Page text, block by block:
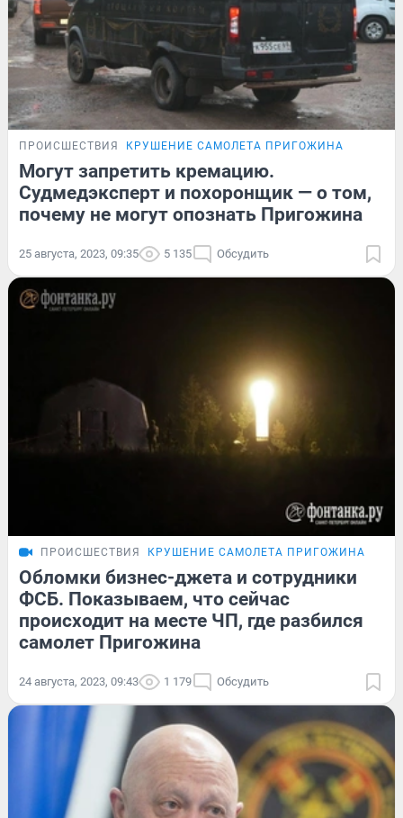
ПРОИСШЕСТВИЯ КРУШЕНИЕ САМОЛЕТА ПРИГОЖИНА
Могут запретить кремацию.
Судмедэксперт и похоронщик — о том,
почему не могут опознать Пригожина
25 августа, 2023, 09:35 5 135 Обсудить
ПРОИСШЕСТВИЯ КРУШЕНИЕ САМОЛЕТА ПРИГОЖИНА
Обломки бизнес-джета и сотрудники
ФСБ. Показываем, что сейчас
происходит на месте ЧП, где разбился
самолет Пригожина
24 августа, 2023, 09:43 1 179 Обсудить